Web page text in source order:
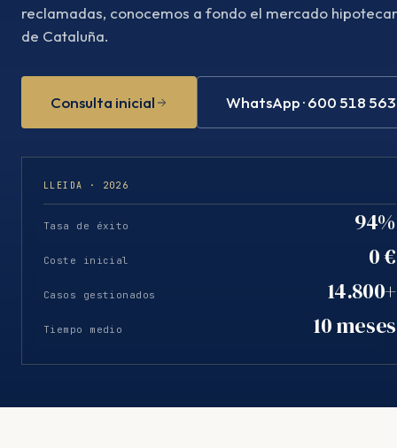
reclamadas, conocemos a fondo el mercado
de Cataluña.
Consulta inicial WhatsApp · 600 518 563
LLEIDA · 2026
Tasa de éxito 94%
Coste inicial 0 €
Casos gestionados 14.800+
Tiempo medio 10 meses